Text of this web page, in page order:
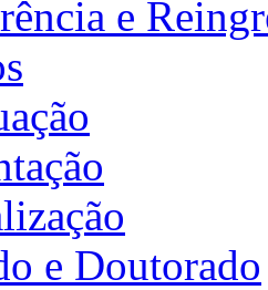
e
e Doutorado